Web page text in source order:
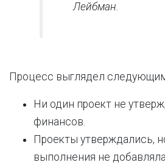
Лейбман.
Процесс выглядел
Ни один проект не
финансов.
Проекты утверждались,
выполнения не